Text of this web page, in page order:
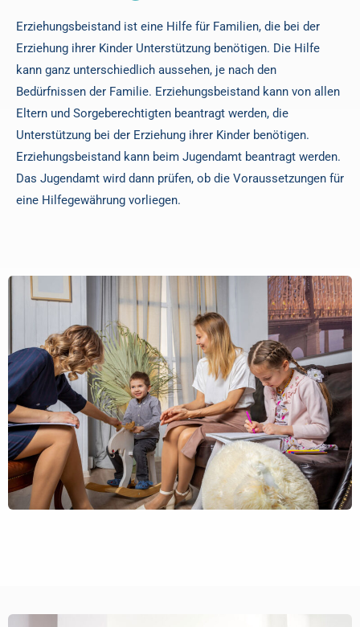
Erziehungsbeistand ist eine Hilfe für Familien, die bei der
Erziehung ihrer Kinder Unterstützung benötigen. Die Hilfe
kann ganz unterschiedlich aussehen, je nach den
Bedürfnissen der Familie. Erziehungsbeistand kann von allen
Eltern und Sorgeberechtigten beantragt werden, die
Unterstützung bei der Erziehung ihrer Kinder benötigen.
Erziehungsbeistand kann beim Jugendamt beantragt werden.
Das Jugendamt wird dann prüfen, ob die Voraussetzungen für
eine Hilfegewährung vorliegen.